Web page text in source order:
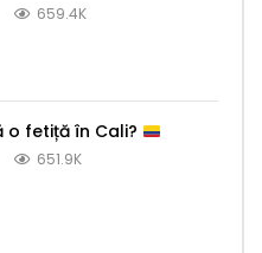
659.4K
o fetiță în Cali?
651.9K